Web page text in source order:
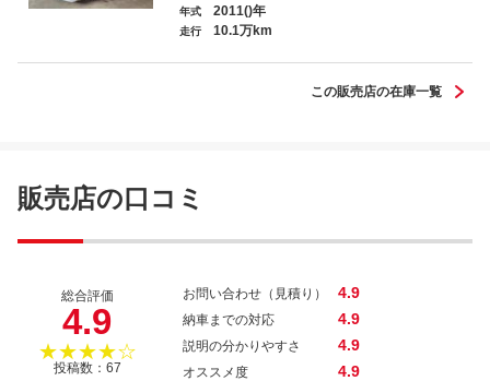
年式 2011()年
走行 10.1万km
この販売店の在庫一覧
販売店の口コミ
総合評価
4.9
★★★★☆
投稿数：67
お問い合わせ（見積り） 4.9
納車までの対応 4.9
説明の分かりやすさ 4.9
オススメ度 4.9